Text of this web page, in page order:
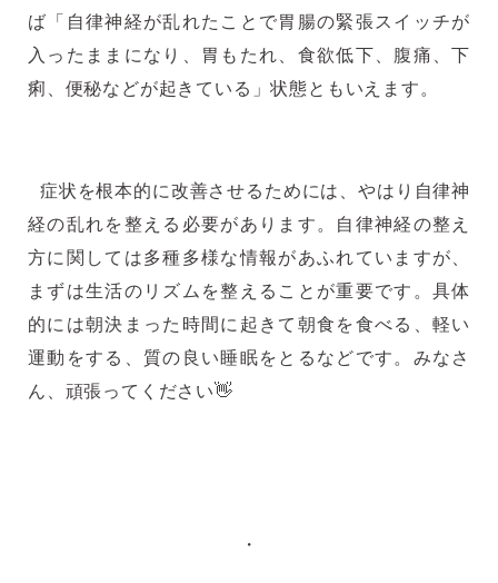
ば「自律神経が乱れたことで胃腸の緊張スイッチが
入ったままになり、胃もたれ、食欲低下、腹痛、下
痢、便秘などが起きている」状態ともいえます。
症状を根本的に改善させるためには、やはり自律神
経の乱れを整える必要があります。自律神経の整え
方に関しては多種多様な情報があふれていますが、
まずは生活のリズムを整えることが重要です。具体
的には朝決まった時間に起きて朝食を食べる、軽い
運動をする、質の良い睡眠をとるなどです。みなさ
ん、頑張ってください👋
・